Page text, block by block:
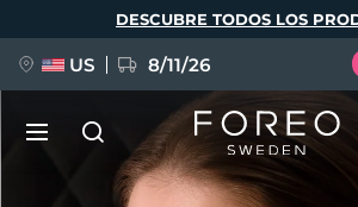
DESCUBRE TODOS LOS
US 8/11/26